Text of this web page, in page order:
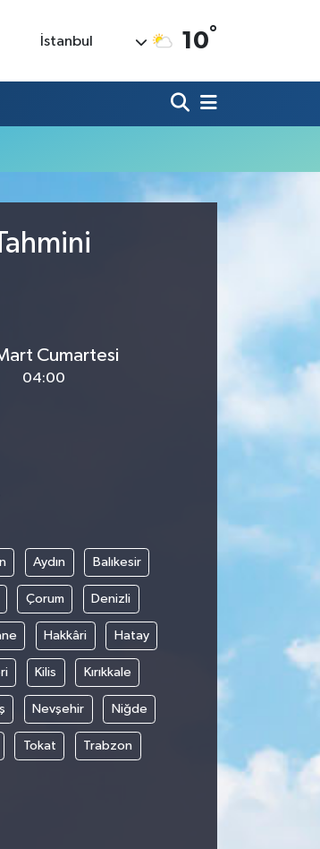
İstanbul 10°
Cumartesi
04:00
Aydın Balıkesir
Çorum Denizli
Hakkâri Hatay
Kilis Kırıkkale
Nevşehir Niğde
Tokat Trabzon